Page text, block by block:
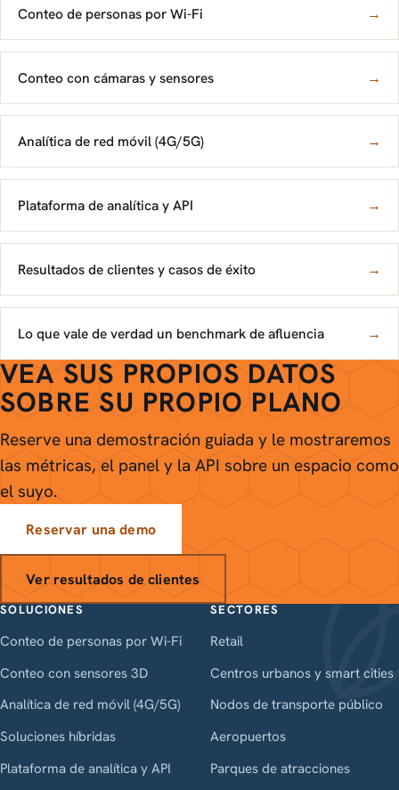
Conteo de personas por Wi-Fi →
Conteo con cámaras y sensores →
Analítica de red móvil (4G/5G) →
Plataforma de analítica y API →
Resultados de clientes y casos de éxito →
Lo que vale de verdad un benchmark de afluencia →
VEA SUS PROPIOS DATOS
SOBRE SU PROPIO PLANO
Reserve una demostración guiada y le mostraremos
las métricas, el panel y la API sobre un espacio como
el suyo.
Reservar una demo
Ver resultados de clientes
SOLUCIONES
Conteo de personas por Wi-Fi
Conteo con sensores 3D
Analítica de red móvil (4G/5G)
Soluciones híbridas
Plataforma de analítica y API
SECTORES
Retail
Centros urbanos y smart cities
Nodos de transporte público
Aeropuertos
Parques de atracciones